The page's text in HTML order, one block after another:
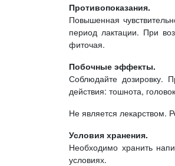
Противопоказания.
Повышенная
период лактации. При
фиточая.
Побочные эффекты.
Соблюдайте дозировку.
действия: тошнота,
Не является лекарством.
Условия хранения.
Необходимо хранить
условиях.